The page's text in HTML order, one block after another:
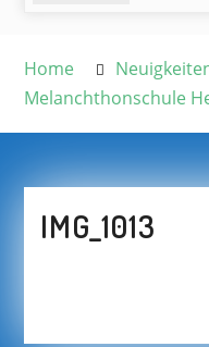
Home
Melanchthonschule
IMG_1013